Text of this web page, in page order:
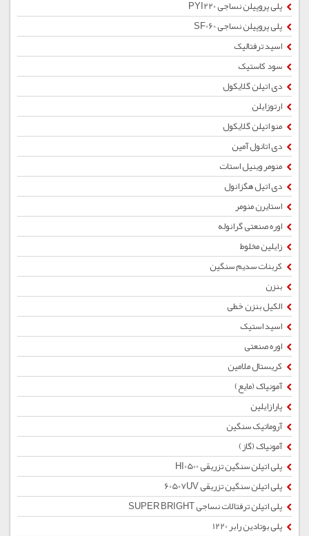
پلی پروپیلن نساجی PYI220
پلی پروپیلن نساجی SF060
اسید ترفتالیک
سود کاستیک
دی اتیلن گلایکول
ارتوزایلن
منو اتیلن گلایکول
دی اتانول آمین
منومر وینیل استات
دی اتیل هگزانول
استایرن منومر
اوره صنعتی گرانوله
زایلین مخلوط
کربنات سدیم سنگین
بنزن
الکیل بنزن خطی
اسید استیک
اوره صنعتی
کریستال ملامین
آمونیاک (مایع)
پارازایلین
آروماتیک سنگین
آمونیاک (گاز)
پلی اتیلن سنگین تزریقی HI0500
پلی اتیلن سنگین تزریقی 60507UV
پلی اتیلن ترفتالات نساجی SUPER BRIGHT
پلی بوتادین رابر 1220